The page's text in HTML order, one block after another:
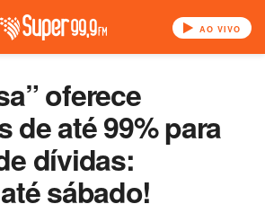
AO VIVO
oferece
de até 99% para
dívidas:
sábado!